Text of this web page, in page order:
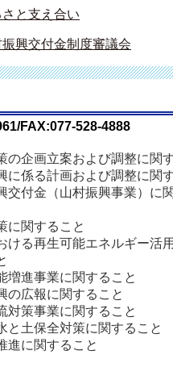
と支え合い
興交付金制度審議会
FAX:077-528-4888
の企画立案および調整に関
に係る計画および調整に関
交付金（山村振興事業）に
に関すること
ける再生可能エネルギー活
増進事業に関すること
の広報に関すること
対策事業に関すること
と土保全対策に関すること
進に関すること